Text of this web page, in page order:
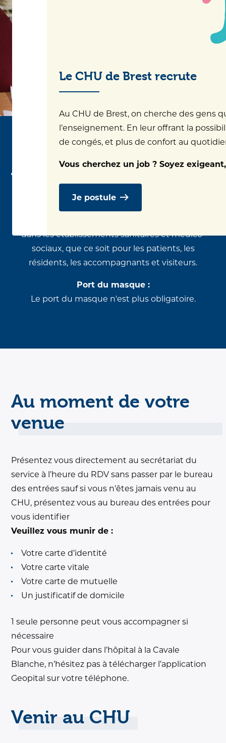
Le CHU de Brest recrute
Au CHU de Brest, on cherche des gens
l’enseignement. En leur offrant la
de congés, et plus de confort au
Vous cherchez un job ? Soyez
Je postule
Actualité COVID
dans les établissements sanitaires et médico-
sociaux, que ce soit pour les patients, les
résidents, les accompagnants et visiteurs.
Port du masque :
Le port du masque n'est plus obligatoire.
Au moment de votre
venue
Présentez vous directement au secrétariat du
service à l’heure du RDV sans passer par le bureau
des entrées sauf si vous n’êtes jamais venu au
CHU, présentez vous au bureau des entrées pour
vous identifier
Veuillez vous munir de :
Votre carte d’identité
Votre carte vitale
Votre carte de mutuelle
Un justificatif de domicile
1 seule personne peut vous accompagner si
nécessaire
Pour vous guider dans l’hôpital à la Cavale
Blanche, n’hésitez pas à télécharger l’application
Geopital sur votre téléphone.
Venir au CHU